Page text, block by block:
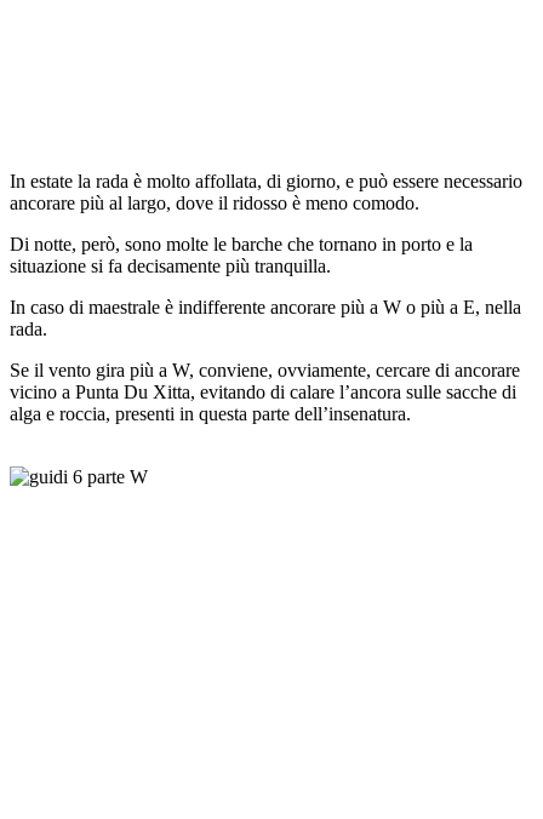
In estate la rada è molto affollata, di giorno, e può essere necessario
ancorare più al largo, dove il ridosso è meno comodo.
Di notte, però, sono molte le barche che tornano in porto e la
situazione si fa decisamente più tranquilla.
In caso di maestrale è indifferente ancorare più a W o più a E, nella
rada.
Se il vento gira più a W, conviene, ovviamente, cercare di ancorare
vicino a Punta Du Xitta, evitando di calare l’ancora sulle sacche di
alga e roccia, presenti in questa parte dell’insenatura.